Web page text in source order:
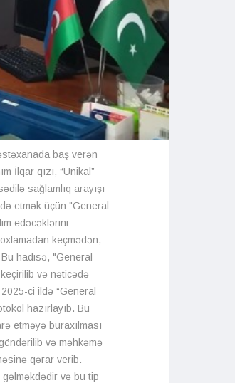
baş verən
İlqar qızı, “Unikal”
sağlamlıq arayışı
etmək üçün "General
edəcəklərini
keçmədən,
hadisə, "General
və nəticədə
ci ildə “General
hazırlayıb. Bu
etməyə buraxılması
və məhkəmə
qərar verib.
və bu tip